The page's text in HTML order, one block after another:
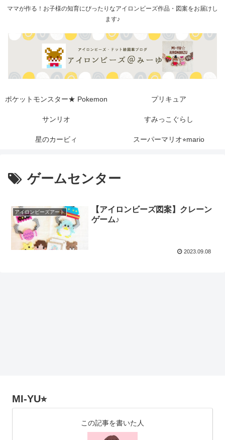
ママが作る！お子様の知育にぴったりなアイロンビーズ作品・図案をお届けし
ます♪
ポケットモンスター★ Pokemon プリキュア
サンリオ すみっこぐらし
星のカービィ スーパーマリオ⭐︎mario
ゲームセンター
アイロンビーズアート
【アイロンビーズ図案】クレーン
ゲーム♪
2023.09.08
MI-YU⭐︎
この記事を書いた人